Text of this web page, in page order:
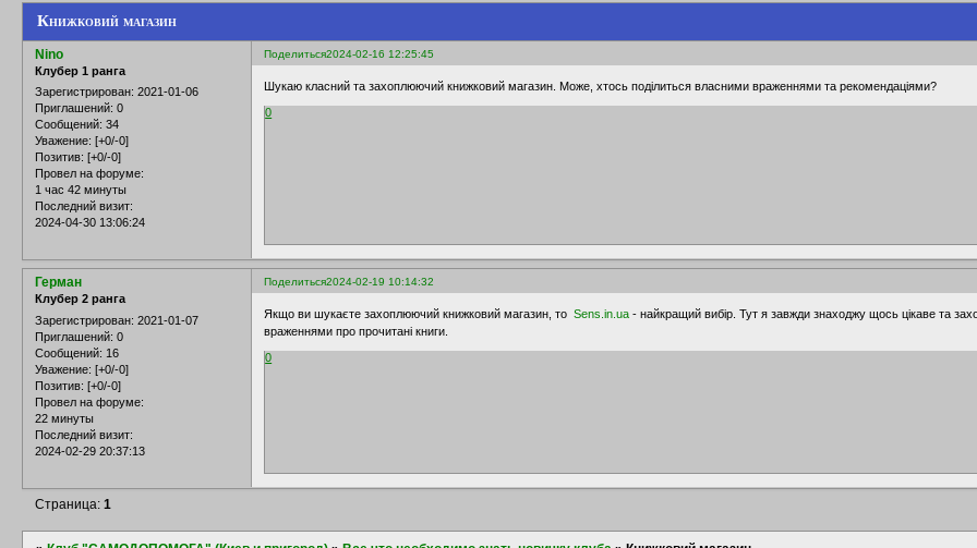
Книжковий магазин
Поделиться2024-02-16 12:25:45
Nino
Клубер 1 ранга
Зарегистрирован: 2021-01-06
Приглашений: 0
Сообщений: 34
Уважение: [+0/-0]
Позитив: [+0/-0]
Провел на форуме:
1 час 42 минуты
Последний визит:
2024-04-30 13:06:24
Шукаю класний та захоплюючий книжковий магазин. Може, хтось поділиться власними враженнями та рекомендаціями?
0
Поделиться2024-02-19 10:14:32
Герман
Клубер 2 ранга
Зарегистрирован: 2021-01-07
Приглашений: 0
Сообщений: 16
Уважение: [+0/-0]
Позитив: [+0/-0]
Провел на форуме:
22 минуты
Последний визит:
2024-02-29 20:37:13
Якщо ви шукаєте захоплюючий книжковий магазин, тоSens.in.ua - найкращий вибір. Тут я завжди знаходжу щось цікаве та
враженнями про прочитані книги.
0
Страница:1